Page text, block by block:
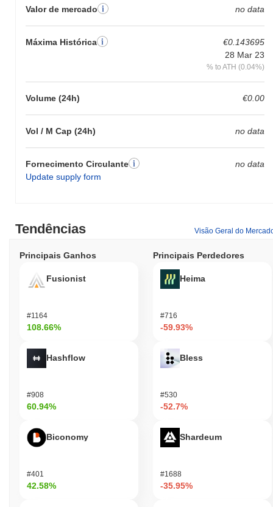
Valor de mercado no data
Máxima Histórica
€0.143695
28 Mar 23
% to ATH (0.04%)
Volume (24h) €0.00
Vol / M Cap (24h) no data
Fornecimento Circulante
Update supply form
no data
Tendências Visão Geral do
Principais Ganhos
Fusionist
#1164
108.66%
Hashflow
#908
60.94%
Biconomy
#401
42.58%
Principais Perdedores
Heima
#716
-59.93%
Bless
#530
-52.7%
Shardeum
#1688
-35.95%